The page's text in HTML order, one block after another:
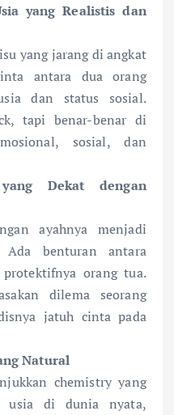
yang Realistis dan
yang jarang di angkat
antara dua orang
dan status sosial.
tapi benar-benar di
sosial, dan
Dekat dengan
ayahnya menjadi
benturan antara
protektifnya orang tua.
dilema seorang
jatuh cinta pada
Natural
chemistry yang
usia di dunia nyata,